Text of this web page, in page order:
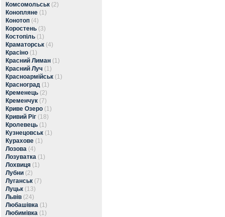
Комсомольськ (2)
Конопляне (1)
Конотоп (4)
Коростень (3)
Костопіль (1)
Краматорськ (4)
Красіно (1)
Красний Лиман (1)
Красний Луч (1)
Красноармійськ (1)
Красноград (1)
Кременець (2)
Кременчук (7)
Криве Озеро (1)
Кривий Ріг (18)
Кролевець (1)
Кузнецовськ (1)
Курахове (1)
Лозова (4)
Лозуватка (1)
Лохвиця (1)
Лубни (2)
Луганськ (7)
Луцьк (13)
Львів (24)
Любашівка (1)
Любимівка (1)